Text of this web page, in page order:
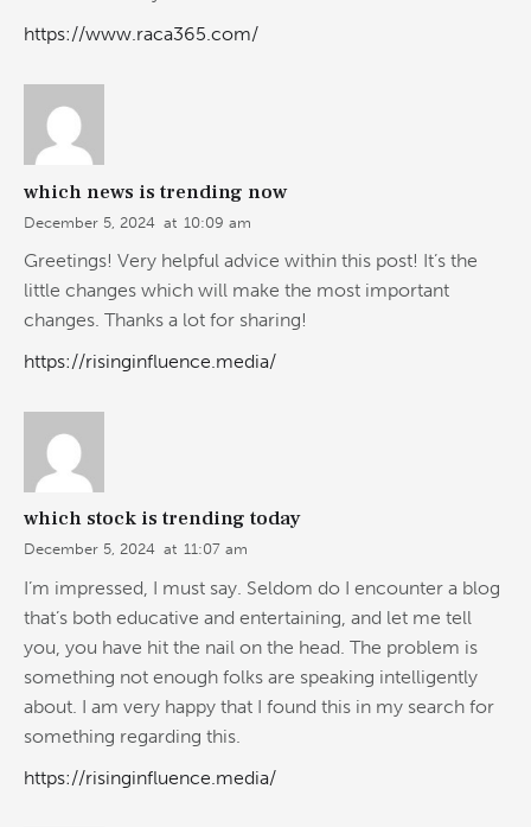
https://www.raca365.com/
which news is trending now
December 5, 2024 at 10:09 am
Greetings! Very helpful advice within this post! It’s the
little changes which will make the most important
changes. Thanks a lot for sharing!
https://risinginfluence.media/
which stock is trending today
December 5, 2024 at 11:07 am
I’m impressed, I must say. Seldom do I encounter a blog
that’s both educative and entertaining, and let me tell
you, you have hit the nail on the head. The problem is
something not enough folks are speaking intelligently
about. I am very happy that I found this in my search for
something regarding this.
https://risinginfluence.media/